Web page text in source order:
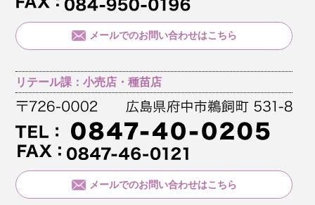
メールでのお問い合わせはこちら
リテール課：小売店・種苗店
メールでのお問い合わせはこちら